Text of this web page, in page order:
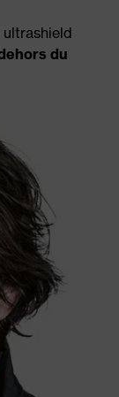
ultrashield
du